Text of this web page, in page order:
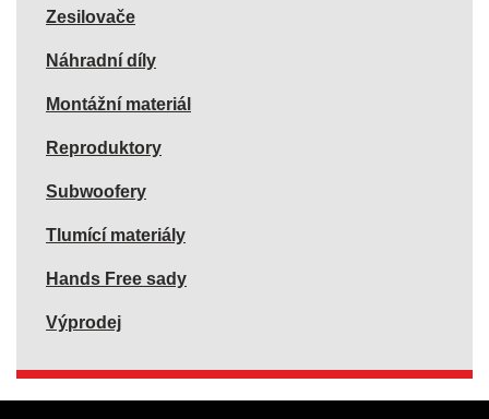
Zesilovače
Náhradní díly
Montážní materiál
Reproduktory
Subwoofery
Tlumící materiály
Hands Free sady
Výprodej